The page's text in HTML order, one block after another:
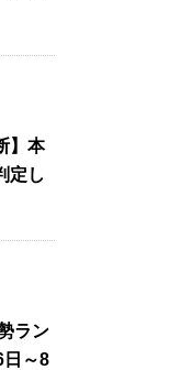
】本
定し
ラン
日～8